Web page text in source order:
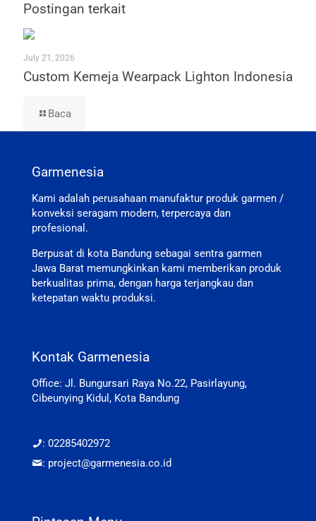
Postingan terkait
July 21, 2026
Custom Kemeja Wearpack Lighton Indonesia
Baca
Garmenesia
Kami adalah perusahaan manufaktur produk garmen /
konveksi seragam modern, terpercaya dan
profesional.
Berpusat di kota Bandung sebagai sentra garmen
Jawa Barat memungkinkan kami memberikan produk
berkualitas prima, dengan harga terjangkau dan
ketepatan waktu produksi.
Kontak Garmenesia
Office: Jl. Bungursari Raya No.22, Pasirlayung,
Cibeunying Kidul, Kota Bandung
: 02285402972
: project@garmenesia.co.id